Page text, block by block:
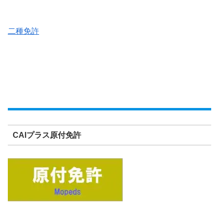
二種免許
CAIプラス原付免許